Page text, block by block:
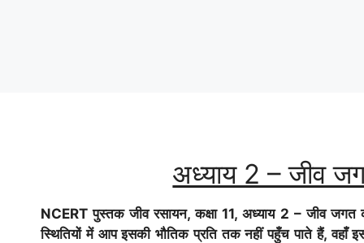
अध्याय 2 – जीव
NCERT पुस्तक जीव रसायन, कक्षा 11, अध्याय 2 – जीव
स्थितियों में आप इसकी भौतिक प्रति तक नहीं पहुँच पाते हैं,